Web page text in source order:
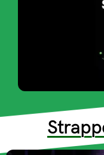
TWOL
Nikotin Shot
10ml 20mg